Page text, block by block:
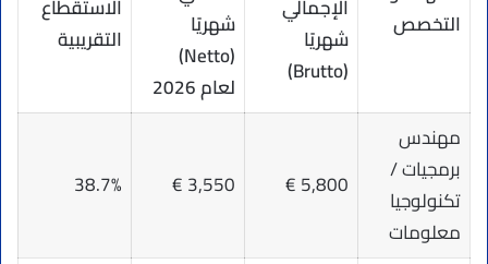
التخصص
الإجمالي
شهريًا
(Brutto)
شهريًا
(Netto)
لعام 2026
الاستقطاع
التقريبية
مهندس
برمجيات /
تكنولوجيا
معلومات
5,800 €
3,550 €
38.7%